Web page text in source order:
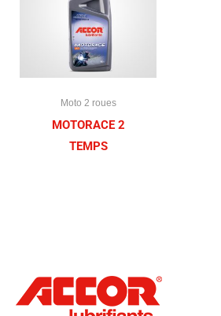
Moto 2 roues
MOTORACE 2
TEMPS